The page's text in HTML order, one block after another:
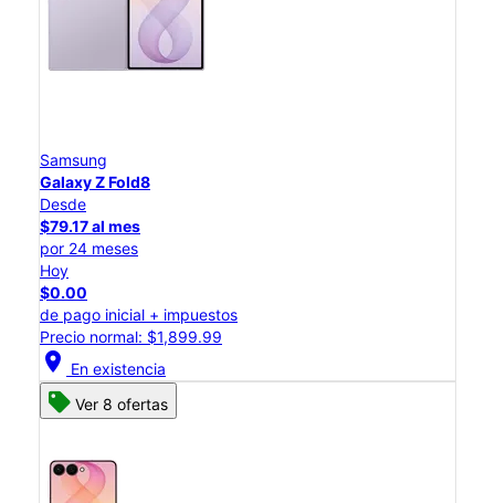
Samsung
Galaxy Z Fold8
Desde
$79.17 al mes
por 24 meses
Hoy
$0.00
de pago inicial + impuestos
Precio normal: $1,899.99
location_on En existencia
Ver 8 ofertas